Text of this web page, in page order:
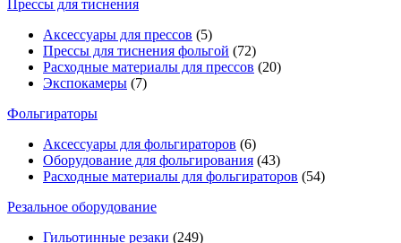
Прессы для тиснения
Аксессуары для прессов (5)
Прессы для тиснения фольгой (72)
Расходные материалы для прессов (20)
Экспокамеры (7)
Фольгираторы
Аксессуары для фольгираторов (6)
Оборудование для фольгирования (43)
Расходные материалы для фольгираторов (54)
Резальное оборудование
Гильотинные резаки (249)